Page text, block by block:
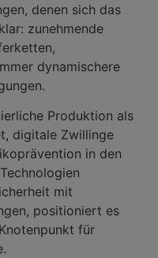
denen sich das
zunehmende
dynamischere
Produktion als
digitale Zwillinge
in den
mit
positioniert es
für